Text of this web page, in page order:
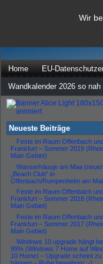
Wir
dann
Home EU-
Wandkalender 2026 so
Neueste Beiträge
Feste im Raum Offenbach
Frankfurt – Sommer 2019
Main Gebiet)
Wasserhäusje am Maa (neuer
„Beach Club“ in
Offenbach/Rumpenheim am
Feste im Raum Offenbach
Frankfurt – Sommer 2018
Main Gebiet)
Feste im Raum Offenbach
Frankfurt – Sommer 2017
Main Gebiet)
Windows 10 upgrade hängt
99% (Windows 7 Home auf
10 Home) – Upgrade scheint zu